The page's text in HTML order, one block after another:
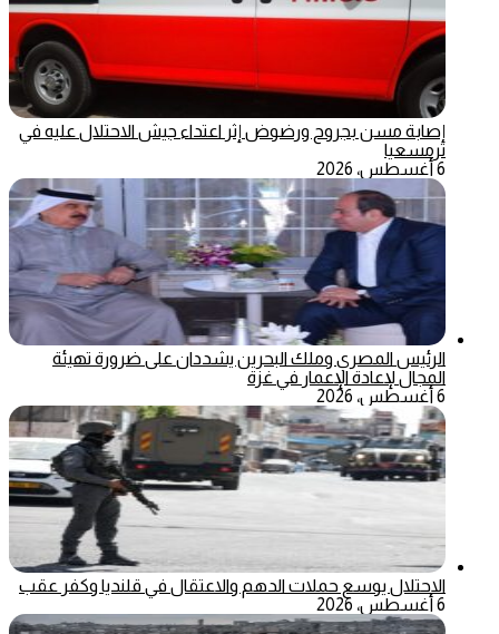
إصابة مسن بجروح ورضوض إثر اعتداء جيش الاحتلال عليه في
ترمسعيا
6 أغسطس، 2026
الرئيس المصري وملك البحرين يشددان على ضرورة تهيئة
المجال لإعادة الإعمار في غزة
6 أغسطس، 2026
الاحتلال يوسع حملات الدهم والاعتقال في قلنديا وكفر عقب
6 أغسطس، 2026